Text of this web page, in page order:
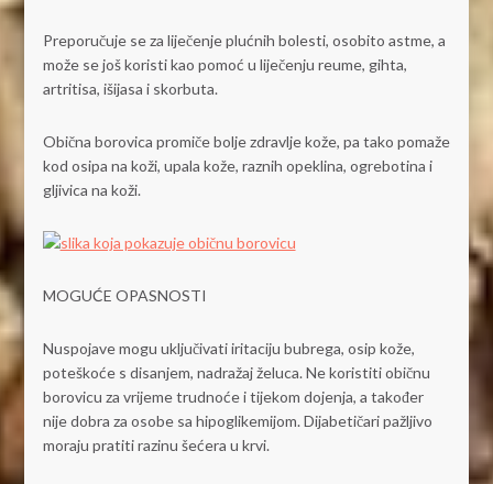
Preporučuje se za liječenje plućnih bolesti, osobito astme, a
može se još koristi kao pomoć u liječenju reume, gihta,
artritisa, išijasa i skorbuta.
Obična borovica promiče bolje zdravlje kože, pa tako pomaže
kod osipa na koži, upala kože, raznih opeklina, ogrebotina i
gljivica na koži.
MOGUĆE OPASNOSTI
Nuspojave mogu uključivati iritaciju bubrega, osip kože,
poteškoće s disanjem, nadražaj želuca. Ne koristiti običnu
borovicu za vrijeme trudnoće i tijekom dojenja, a također
nije dobra za osobe sa hipoglikemijom. Dijabetičari pažljivo
moraju pratiti razinu šećera u krvi.